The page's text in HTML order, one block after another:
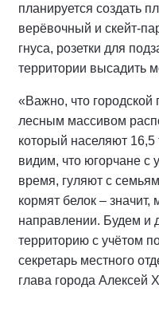
планируется создать
верёвочный и скейт-
гнуса, розетки для
территории высадить
«Важно, что
лесным массивом
который населяют
видим, что югорчане с
время, гуляют с
кормят белок –
направлении. Будем и
территорию с учётом
секретарь местного
глава города Алексей